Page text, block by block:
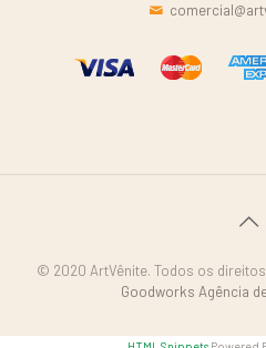
© 2020 ArtVênite. Todos os
Goodworks Agência